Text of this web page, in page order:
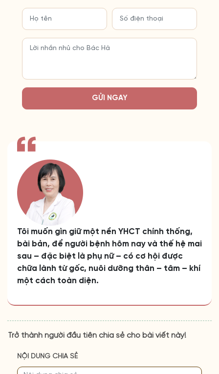
GỬI NGAY
Tôi muốn gìn giữ một nền YHCT chính thống,
bài bản, để người bệnh hôm nay và thế hệ mai
sau – đặc biệt là phụ nữ – có cơ hội được
chữa lành từ gốc, nuôi dưỡng thân – tâm – khí
một cách toàn diện.
Trở thành người đầu tiên chia sẻ cho bài viết này!
NỘI DUNG CHIA SẺ